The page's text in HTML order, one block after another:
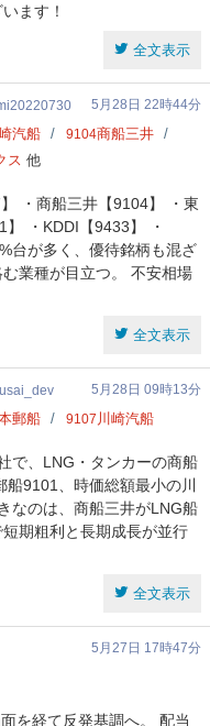
ます！
全文表示
5月28日 22時44分
汽船 9104商船三井
ス 他
・商船三井【9104】 ・東
・KDDI【9433】 ・
台が多く、優待銘柄も混ざ
業種が目立つ。 不安相場
全文表示
5月28日 09時13分
郵船 9107 川崎汽船
で、LNG・タンカーの商船
9101、時価総額最小の川
なのは、商船三井がLNG船
期粗利と長期成長が並行
全文表示
5月27日 17時47分
を経て反発基調へ。 配当